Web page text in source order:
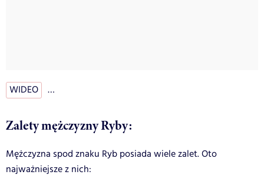
WIDEO …
Zalety mężczyzny Ryby:
Mężczyzna spod znaku Ryb posiada wiele zalet. Oto
najważniejsze z nich: